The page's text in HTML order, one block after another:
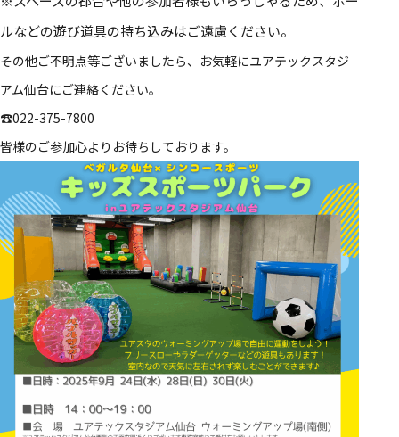
ルなどの遊び道具の持ち込みはご遠慮ください。
その他ご不明点等ございましたら、お気軽にユアテックスタジ
アム仙台にご連絡ください。
☎022-375-7800
皆様のご参加心よりお待ちしております。